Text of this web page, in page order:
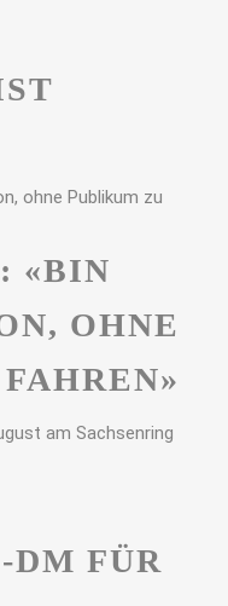
«BIN
OHNE
FÜR A